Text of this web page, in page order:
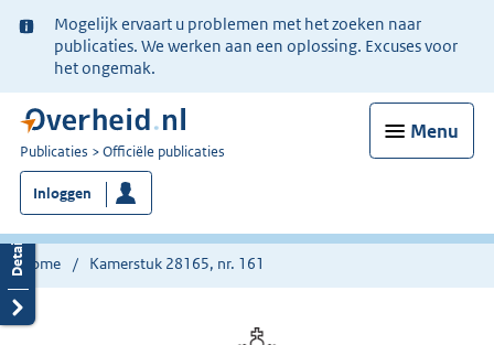
Ter
informatie:
Mogelijk ervaart u problemen met het zoeken naar
publicaties. We werken aan een oplossing. Excuses voor
het ongemak.
Menu
U
bent
nu
hier:
Publicaties Officiële publicaties
Inloggen
Home Kamerstuk 28165, nr. 161